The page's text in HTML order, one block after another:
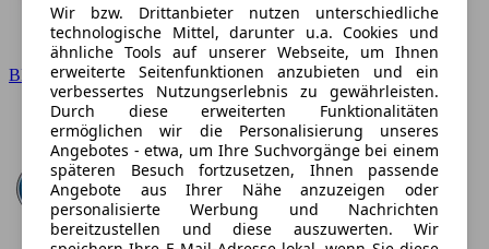
BMW
Wir bzw. Drittanbieter nutzen unterschiedliche
technologische Mittel, darunter u.a. Cookies und
ähnliche Tools auf unserer Webseite, um Ihnen
erweiterte Seitenfunktionen anzubieten und ein
verbessertes Nutzungserlebnis zu gewährleisten.
Durch diese erweiterten Funktionalitäten
ermöglichen wir die Personalisierung unseres
Angebotes - etwa, um Ihre Suchvorgänge bei einem
späteren Besuch fortzusetzen, Ihnen passende
Angebote aus Ihrer Nähe anzuzeigen oder
personalisierte Werbung und Nachrichten
bereitzustellen und diese auszuwerten. Wir